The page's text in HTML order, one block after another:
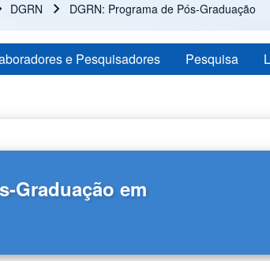
DGRN DGRN: Programa de Pós-Graduação
e Pesquisadores Pesquisa
Graduação em